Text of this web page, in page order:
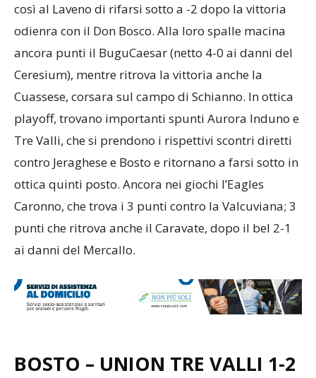
così al Laveno di rifarsi sotto a -2 dopo la vittoria
odienra con il Don Bosco. Alla loro spalle macina
ancora punti il BuguCaesar (netto 4-0 ai danni del
Ceresium), mentre ritrova la vittoria anche la
Cuassese, corsara sul campo di Schianno. In ottica
playoff, trovano importanti spunti Aurora Induno e
Tre Valli, che si prendono i rispettivi scontri diretti
contro Jeraghese e Bosto e ritornano a farsi sotto in
ottica quinti posto. Ancora nei giochi l’Eagles
Caronno, che trova i 3 punti contro la Valcuviana; 3
punti che ritrova anche il Caravate, dopo il bel 2-1
ai danni del Mercallo.
BOSTO – UNION TRE VALLI 1-2